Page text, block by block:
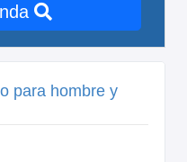
para hombre y